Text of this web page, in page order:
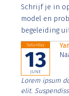
Aenean
imperdiet.
Schrijf je in
model en
begeleiding
Saturday
13
JUNE
Lorem ipsum
elit.